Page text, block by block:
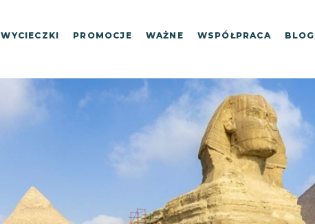
WYCIECZKI PROMOCJE WAŻNE WSPÓŁPRACA BLOG